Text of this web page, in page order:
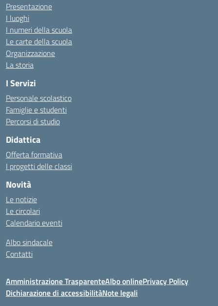
Presentazione
I luoghi
I numeri della scuola
Le carte della scuola
Organizzazione
La storia
I Servizi
Personale scolastico
Famiglie e studenti
Percorsi di studio
Didattica
Offerta formativa
I progetti delle classi
Novità
Le notizie
Le circolari
Calendario eventi
Albo sindacale
Contatti
Amministrazione TrasparenteAlbo onlinePrivacy Policy
Dichiarazione di accessibilitàNote legali